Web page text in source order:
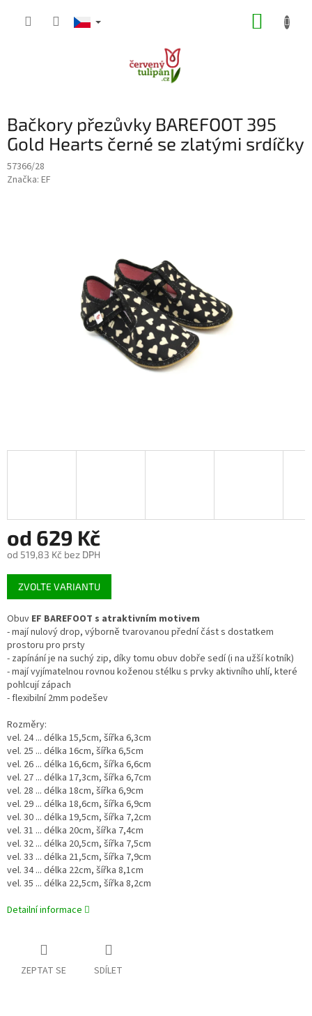
Bačkory přezůvky BAREFOOT 395
Gold Hearts černé se zlatými srdíčky
57366/28
Značka: EF
od 629 Kč
od 519,83 Kč bez DPH
Měrná
cena:
ZVOLTE VARIANTU
Obuv EF BAREFOOT s atraktivním motivem
- mají nulový drop, výborně tvarovanou přední část s dostatkem
prostoru pro prsty
- zapínání je na suchý zip, díky tomu obuv dobře sedí (i na užší kotník)
- mají vyjímatelnou rovnou koženou stélku s prvky aktivního uhlí, které
pohlcují zápach
- flexibilní 2mm podešev
Rozměry:
vel. 24 ... délka 15,5cm, šířka 6,3cm
vel. 25 ... délka 16cm, šířka 6,5cm
vel. 26 ... délka 16,6cm, šířka 6,6cm
vel. 27 ... délka 17,3cm, šířka 6,7cm
vel. 28 ... délka 18cm, šířka 6,9cm
vel. 29 ... délka 18,6cm, šířka 6,9cm
vel. 30 ... délka 19,5cm, šířka 7,2cm
vel. 31 ... délka 20cm, šířka 7,4cm
vel. 32 ... délka 20,5cm, šířka 7,5cm
vel. 33 ... délka 21,5cm, šířka 7,9cm
vel. 34 ... délka 22cm, šířka 8,1cm
vel. 35 ... délka 22,5cm, šířka 8,2cm
Detailní informace
ZEPTAT SE SDÍLET